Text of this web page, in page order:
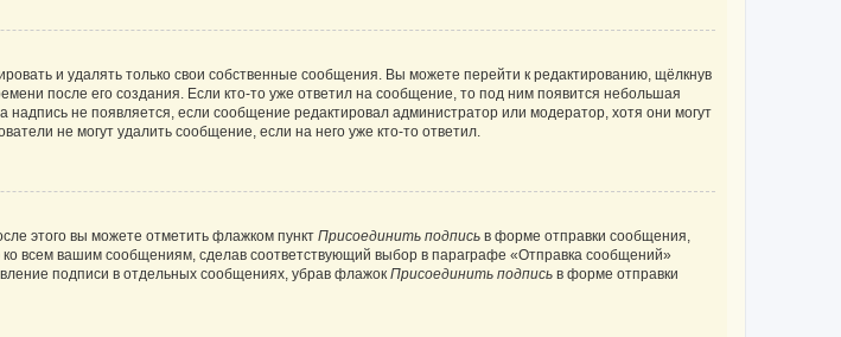
и удалять только свои собственные сообщения. Вы можете перейти к редактированию, щёлкнув
после его создания. Если кто-то уже ответил на сообщение, то под ним появится небольшая
надпись не появляется, если сообщение редактировал администратор или модератор, хотя они могут
не могут удалить сообщение, если на него уже кто-то ответил.
этого вы можете отметить флажком пункт Присоединить подпись в форме отправки сообщения,
всем вашим сообщениям, сделав соответствующий выбор в параграфе «Отправка сообщений»
подписи в отдельных сообщениях, убрав флажок Присоединить подпись в форме отправки